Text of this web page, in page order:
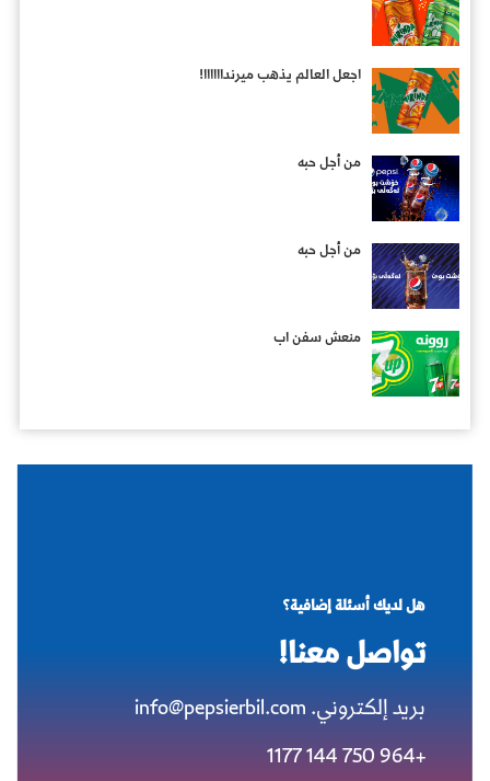
اجعل العالم يذهب میرنداااااا!
من أجل حبه
من أجل حبه
منعش سفن اب
هل لديك أسئلة إضافية؟
تواصل معنا!
بريد إلكتروني. info@pepsierbil.com
+964 750 144 1177